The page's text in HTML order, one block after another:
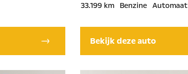
33.199 km Benzine Automaat
Bekijk deze auto